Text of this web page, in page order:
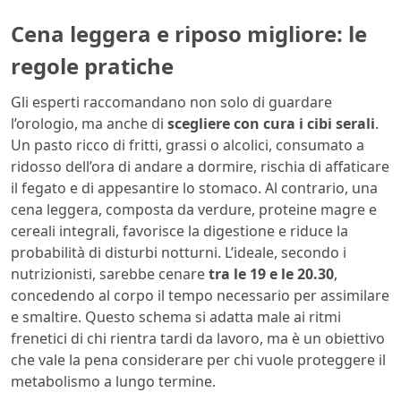
Cena leggera e riposo migliore: le
regole pratiche
Gli esperti raccomandano non solo di guardare
l’orologio, ma anche di scegliere con cura i cibi serali.
Un pasto ricco di fritti, grassi o alcolici, consumato a
ridosso dell’ora di andare a dormire, rischia di affaticare
il fegato e di appesantire lo stomaco. Al contrario, una
cena leggera, composta da verdure, proteine magre e
cereali integrali, favorisce la digestione e riduce la
probabilità di disturbi notturni. L’ideale, secondo i
nutrizionisti, sarebbe cenaretra le 19 e le 20.30,
concedendo al corpo il tempo necessario per assimilare
e smaltire. Questo schema si adatta male ai ritmi
frenetici di chi rientra tardi da lavoro, ma è un obiettivo
che vale la pena considerare per chi vuole proteggere il
metabolismo a lungo termine.